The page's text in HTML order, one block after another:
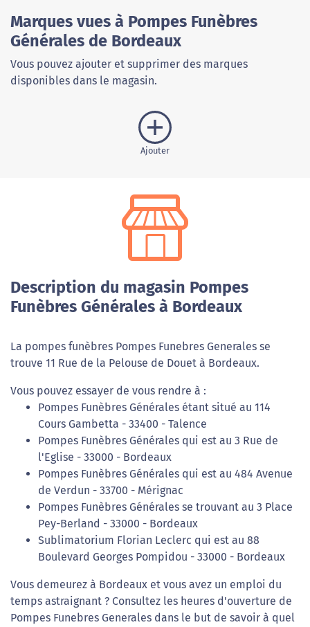
Marques vues à Pompes Funèbres
Générales de Bordeaux
Vous pouvez ajouter et supprimer des marques
disponibles dans le magasin.
Ajouter
Description du magasin Pompes
Funèbres Générales à Bordeaux
La pompes funèbres Pompes Funebres Generales se
trouve 11 Rue de la Pelouse de Douet à Bordeaux.
Vous pouvez essayer de vous rendre à :
Pompes Funèbres Générales étant situé au 114
Cours Gambetta - 33400 - Talence
Pompes Funèbres Générales qui est au 3 Rue de
l'Eglise - 33000 - Bordeaux
Pompes Funèbres Générales qui est au 484 Avenue
de Verdun - 33700 - Mérignac
Pompes Funèbres Générales se trouvant au 3 Place
Pey-Berland - 33000 - Bordeaux
Sublimatorium Florian Leclerc qui est au 88
Boulevard Georges Pompidou - 33000 - Bordeaux
Vous demeurez à Bordeaux et vous avez un emploi du
temps astraignant ? Consultez les heures d'ouverture de
Pompes Funebres Generales dans le but de savoir à quel